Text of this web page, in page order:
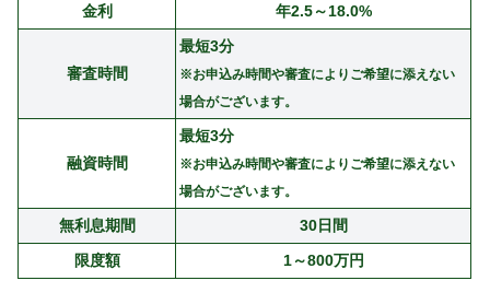
金利
年2.5～18.0%
審査時間
最短3分
※お申込み時間や審査によりご希望に添えない
場合がございます。
融資時間
最短3分
※お申込み時間や審査によりご希望に添えない
場合がございます。
無利息期間
30日間
限度額
1～800万円